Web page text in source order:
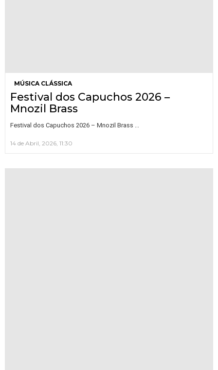
MÚSICA CLÁSSICA
Festival dos Capuchos 2026 –
Mnozil Brass
Festival dos Capuchos 2026 – Mnozil Brass
14 de Abril, 2026, 11:30